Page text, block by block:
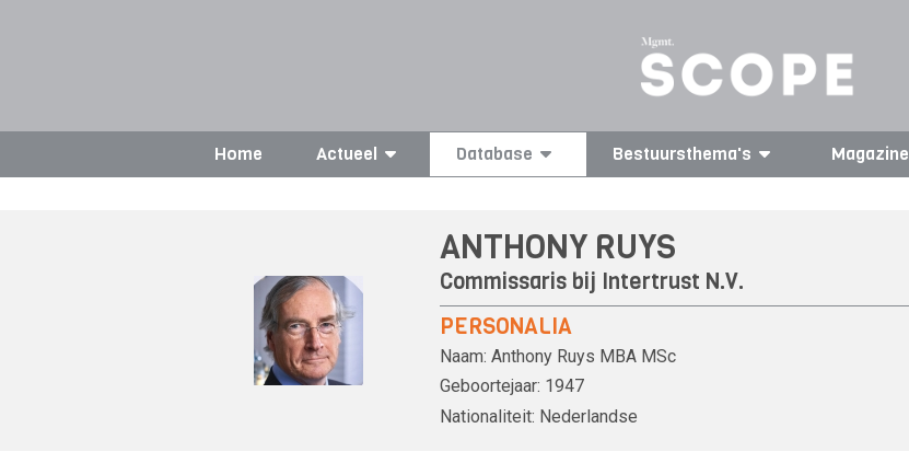
Home Actueel Database Bestuursthema's Magazine
ANTHONY RUYS
Commissaris bij Intertrust N.V.
PERSONALIA
Naam: Anthony Ruys MBA MSc
Geboortejaar: 1947
Nationaliteit: Nederlandse